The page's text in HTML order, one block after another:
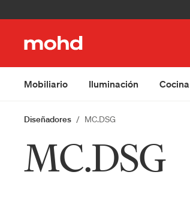
Mobiliario Iluminación Cocina
Diseñadores MC.DSG
MC.DSG